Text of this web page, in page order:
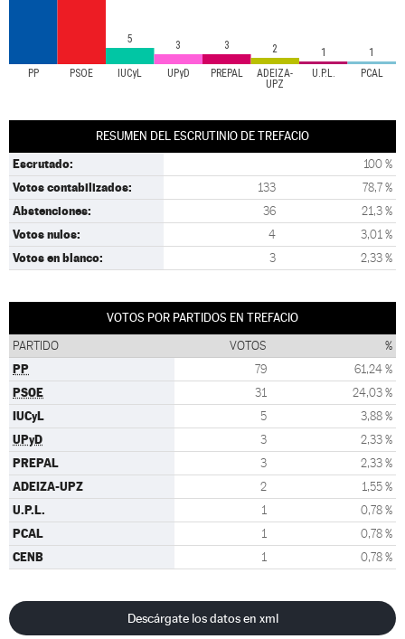
PP PSOE IUCyL UPyD PREPAL
ADEIZA-
UPZ
U.P.L. PCAL
5 3 3 2 1 1
RESUMEN DEL ESCRUTINIO DE TREFACIO
Escrutado: 100 %
Votos contabilizados: 133 78,7 %
Abstenciones: 36 21,3 %
Votos nulos: 4 3,01 %
Votos en blanco: 3 2,33 %
VOTOS POR PARTIDOS EN TREFACIO
PARTIDO VOTOS %
PP 79 61,24 %
PSOE 31 24,03 %
IUCyL 5 3,88 %
UPyD 3 2,33 %
PREPAL 3 2,33 %
ADEIZA-UPZ 2 1,55 %
U.P.L. 1 0,78 %
PCAL 1 0,78 %
CENB 1 0,78 %
Descárgate los datos en xml